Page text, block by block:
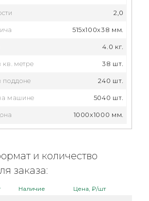
2,0
515x100x38 мм.
4.0 кг.
кв. метре 38 шт.
поддоне 240 шт.
машине 5040 шт.
1000х1000 мм.
и количество
заказа:
Наличие Цена, ₽/шт